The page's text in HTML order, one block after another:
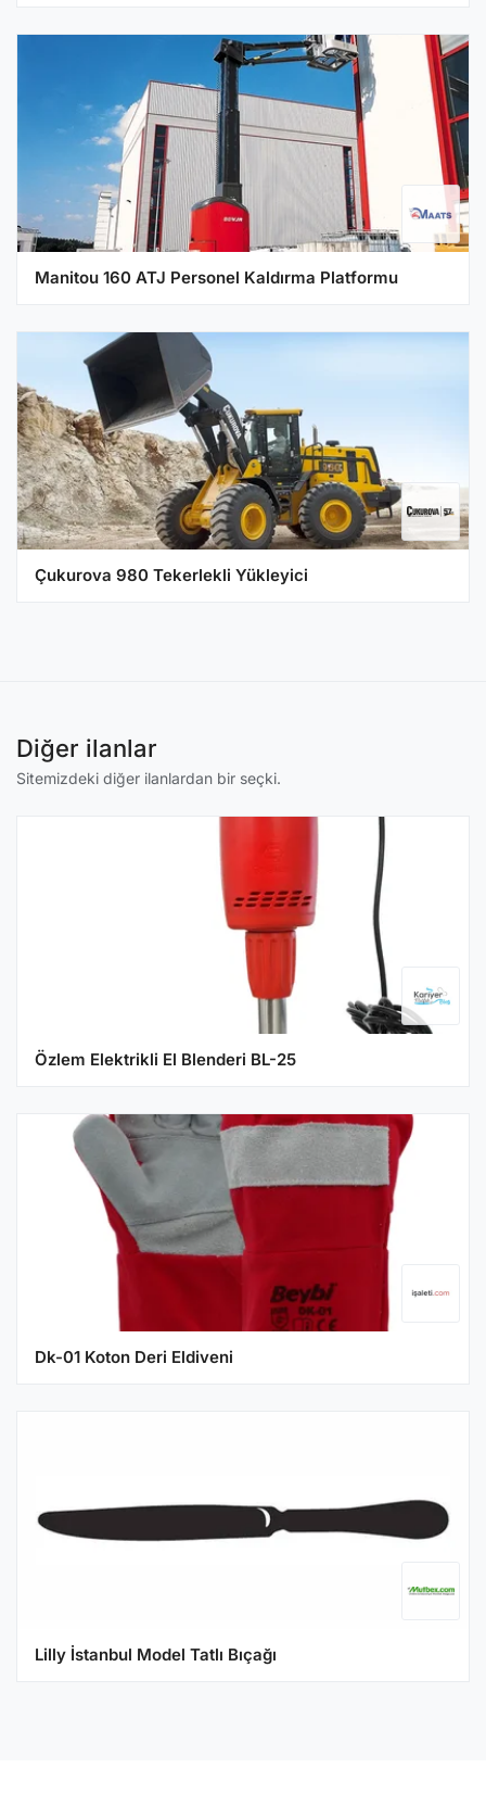
Manitou 160 ATJ Personel Kaldırma Platformu
Çukurova 980 Tekerlekli Yükleyici
Diğer ilanlar
Sitemizdeki diğer ilanlardan bir seçki.
Özlem Elektrikli El Blenderi BL-25
Dk-01 Koton Deri Eldiveni
Lilly İstanbul Model Tatlı Bıçağı